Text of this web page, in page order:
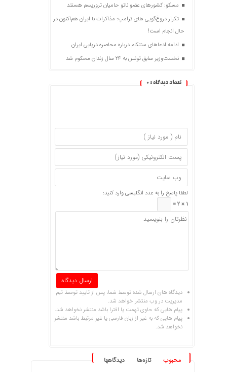
مسکو: کشورهای عضو ناتو حامیان تروریسم هستند
تکرار دروغ‌گویی های ترامپ: مذاکرات با ایران هم‌اکنون در
حال انجام است!
ادامه ادعاهای سنتکام درباره محاصره دریایی ایران
نخست‌وزیر سابق تونس به ۲۴ سال زندان محکوم شد
تعداد دیدگاه : 0
لطفا پاسخ را به عدد انگلیسی وارد کنید:
1 × 2 =
دیدگاه های ارسال شده توسط شما، پس از تایید توسط تیم
مدیریت در وب منتشر خواهد شد.
پیام هایی که حاوی تهمت یا افترا باشد منتشر نخواهد شد.
پیام هایی که به غیر از زبان فارسی یا غیر مرتبط باشد منتشر
نخواهد شد.
محبوب تازه‌ها دیدگاهها